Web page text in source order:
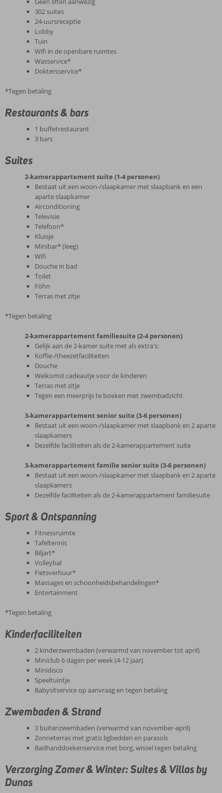
302 suites
24-uursreceptie
Lobby
Tuin
Wifi in de openbare ruimtes
Wasservice*
Doktersservice*
*Tegen betaling
Restaurants & bars
1 buffetrestaurant
3 bars
Suites
2-kamerappartement suite (1-4 personen)
Bestaat uit een woon-/slaapkamer met slaapbank en een
aparte slaapkamer
Airconditioning
Televisie
Telefoon*
Kluisje
Minibar* (leeg)
Wifi
Douche in bad
Toilet
Föhn
Terras met zitje
*Tegen betaling
2-kamerappartement familiesuite (2-4 personen)
Gelijk aan de 2-kamer suite met als extra's:
Koffie-/theezetfaciliteiten
Douche
Welkomst cadeautje voor de kinderen
Terras met zitje
Tegen een meerprijs te boeken met zwembadzicht
3-kamerappartement senior suite (3-6 personen)
Bestaat uit een woon-/slaapkamer met slaapbank en 2 aparte
slaapkamers
Dezelfde faciliteiten als de 2-kamerappartement suite
3-kamerappartement familie senior suite (3-6 personen)
Bestaat uit een woon-/slaapkamer met slaapbank en 2 aparte
slaapkamers
Dezelfde faciliteiten als de 2-kamerappartement familiesuite
Sport & Ontspanning
Fitnessruimte
Tafeltennis
Biljart*
Volleybal
Fietsverhuur*
Massages en schoonheidsbehandelingen*
Entertainment
*Tegen betaling
Kinderfaciliteiten
2 kinderzwembaden (verwarmd van november tot april)
Miniclub 6 dagen per week (4-12 jaar)
Minidisco
Speeltuintje
Babysitservice op aanvraag en tegen betaling
Zwembaden & Strand
3 buitenzwembaden (verwarmd van november-april)
Zonneterras met gratis ligbedden en parasols
Badhanddoekenservice met borg, wissel tegen betaling
Verzorging Zomer & Winter: Suites & Villas by
Dunas